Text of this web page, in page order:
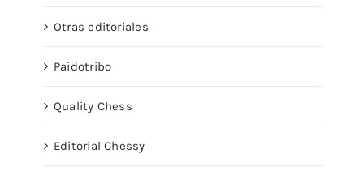
Otras editoriales
Paidotribo
Quality Chess
Editorial Chessy